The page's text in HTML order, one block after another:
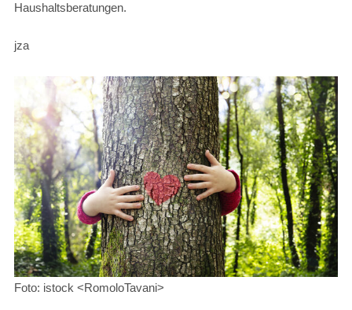
Haushaltsberatungen.
jza
Foto: istock <RomoloTavani>